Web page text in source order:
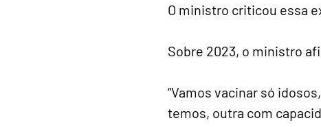
O ministro criticou essa
Sobre 2023, o ministro
“Vamos vacinar só
temos, outra com